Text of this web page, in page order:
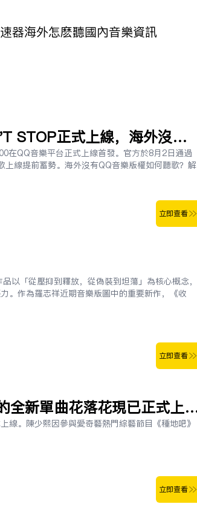
器海外怎麽聽國內音樂資訊
STOP正式上線，海外沒有
在QQ音樂平台正式上線首發。官方於8月2日通過
線提前蓄勢。海外沒有QQ音樂版權如何聽歌？解
立即查看
以「從壓抑到釋放，從偽裝到坦蕩」為核心概念，
。作為羅志祥近期音樂版圖中的重要新作，《收
立即查看
全新單曲花落花現已正式上
線。陳少熙因參與愛奇藝熱門綜藝節目《種地吧》
立即查看